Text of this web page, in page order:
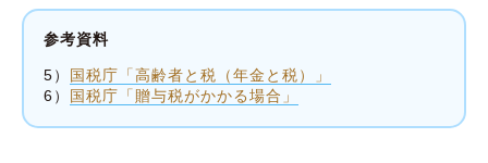
参考資料
5）
国税庁「高齢者と税（年金と税）」
6）
国税庁「贈与税がかかる場合」